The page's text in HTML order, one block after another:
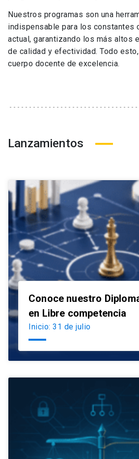
Nuestros programas son una
indispensable para los constantes
actual, garantizando los más altos
de calidad y efectividad. Todo
cuerpo docente de excelencia.
Lanzamientos
Conoce nuestro
en Libre competencia
Inicio: 31 de julio